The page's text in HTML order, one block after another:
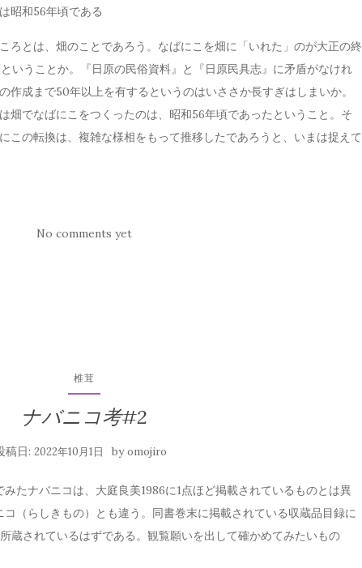
昭和56年頃である
ろとは、畑のことであろう。なばにこを畑に「いれた」のが大正の終
いうことか。『日原の民俗資料』と『日原民具志』に矛盾がなけれ
作成まで50年以上を有するというのはいささか長すぎはしまいか。
畑でなばにこをつくったのは、昭和56年頃であったということ。そ
この転換は、複雑な様相をもって推移したであろうと、いまは捉えて
No comments yet
椎茸
ナバニコ考#2
稿日: 2022年10月1日 byomojiro
たナバニコは、大庭良美1986に1点ほど掲載されているものとは異
（らしきもの）とも違う。同書巻末に掲載されている収蔵品目録に
蔵されているはずである。観覧願いを出して確かめてみたいもの